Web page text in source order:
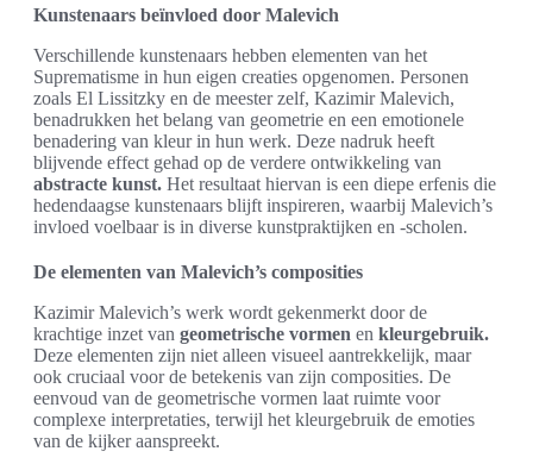
Kunstenaars beïnvloed door Malevich
Verschillende kunstenaars hebben elementen van het
Suprematisme in hun eigen creaties opgenomen. Personen
zoals El Lissitzky en de meester zelf, Kazimir Malevich,
benadrukken het belang van geometrie en een emotionele
benadering van kleur in hun werk. Deze nadruk heeft
blijvende effect gehad op de verdere ontwikkeling van
abstracte kunst. Het resultaat hiervan is een diepe erfenis die
hedendaagse kunstenaars blijft inspireren, waarbij Malevich’s
invloed voelbaar is in diverse kunstpraktijken en -scholen.
De elementen van Malevich’s composities
Kazimir Malevich’s werk wordt gekenmerkt door de
krachtige inzet van geometrische vormen en kleurgebruik.
Deze elementen zijn niet alleen visueel aantrekkelijk, maar
ook cruciaal voor de betekenis van zijn composities. De
eenvoud van de geometrische vormen laat ruimte voor
complexe interpretaties, terwijl het kleurgebruik de emoties
van de kijker aanspreekt.